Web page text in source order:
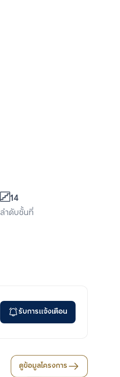
14
ลำดับชั้นที่
รับการแจ้งเตือน
ดูข้อมูลโครงการ